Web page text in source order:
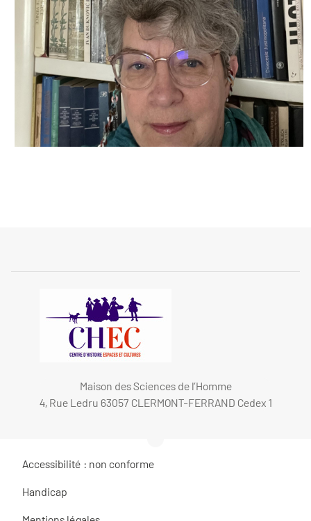
Maison des Sciences de l’Homme
4, Rue Ledru 63057 CLERMONT-FERRAND Cedex 1
Accessibilité : non conforme
Handicap